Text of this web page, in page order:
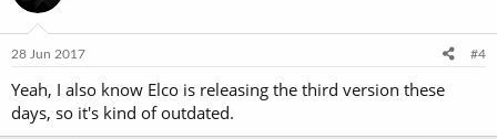
28 Jun 2017 #4
Yeah, I also know Elco is releasing the third version these
days, so it's kind of outdated.